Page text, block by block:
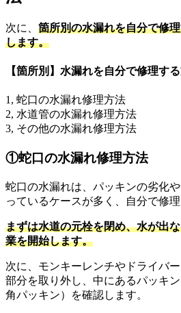
次に、 箇所別の水漏れを自分で修
します。
【箇所別】水漏れを自分で修理す
1, 蛇口の水漏れ修理方法
2, 水道管の水漏れ修理方法
3, その他の水漏れ修理方法
①蛇口の水漏れ修理方法
蛇口の水漏れは、パッキンの劣化
っているケースが多く、自分で修
まずは水道の元栓を閉め、水が出
業を開始します。
次に、モンキーレンチやドライバ
部分を取り外し、中にあるパッキ
角パッキン）を確認します。